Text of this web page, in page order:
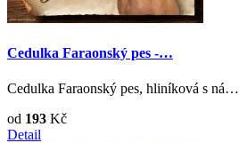
Cedulka Faraonský pes -…
Cedulka Faraonský pes, hliníková s ná…
od 193 Kč
Detail